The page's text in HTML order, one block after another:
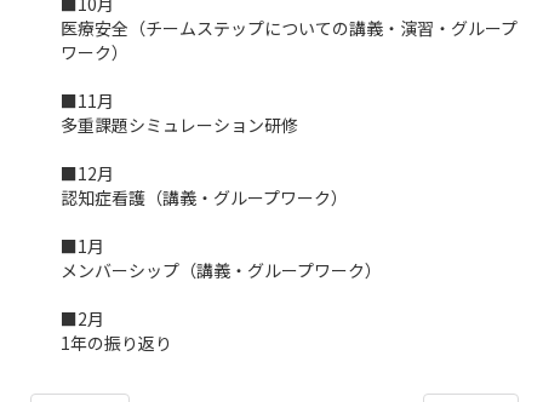
医療安全（チームステップについての講義・演習・グループ
ワーク）
■11月
多重課題シミュレーション研修
■12月
認知症看護（講義・グループワーク）
■1月
メンバーシップ（講義・グループワーク）
■2月
1年の振り返り